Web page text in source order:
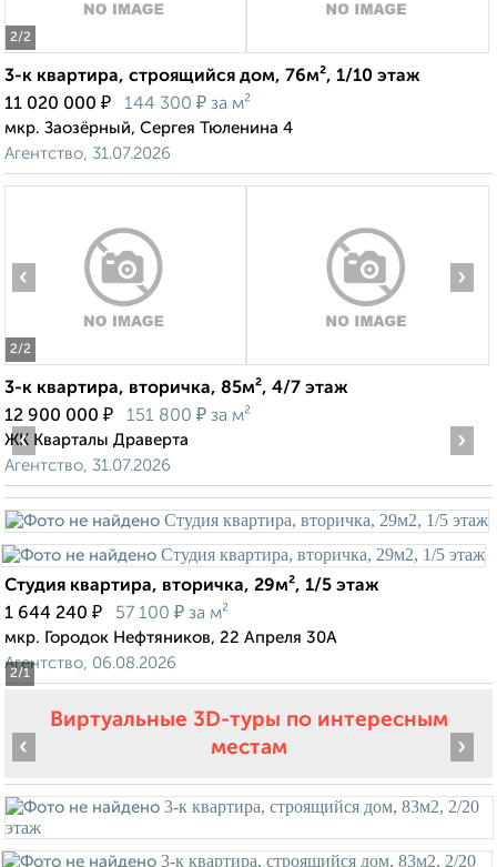
2/2
3-к квартира, строящийся дом, 76м², 1/10 этаж
11 020 000 ₽ 144 300 ₽ за м²
мкр. Заозёрный, Сергея Тюленина 4
Агентство, 31.07.2026
2/2
‹ ›
3-к квартира, вторичка, 85м², 4/7 этаж
12 900 000 ₽ 151 800 ₽ за м²
ЖК Кварталы Драверта
Агентство, 31.07.2026
2/1
‹ ›
Студия квартира, вторичка, 29м², 1/5 этаж
1 644 240 ₽ 57 100 ₽ за м²
мкр. Городок Нефтяников, 22 Апреля 30А
Агентство, 06.08.2026
Виртуальные 3D-туры по интересным
местам
‹ ›